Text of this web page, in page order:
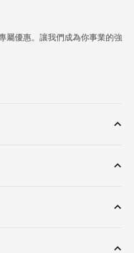
屬優惠。讓我們成為你事業的強